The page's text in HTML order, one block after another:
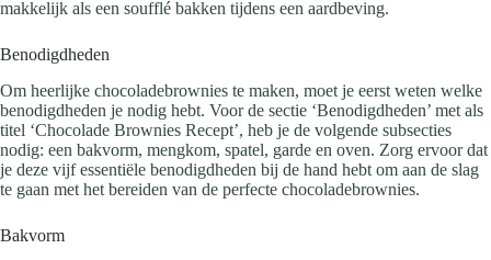
makkelijk als een soufflé bakken tijdens een aardbeving.
Benodigdheden
Om heerlijke chocoladebrownies te maken, moet je eerst weten welke
benodigdheden je nodig hebt. Voor de sectie ‘Benodigdheden’ met als
titel ‘Chocolade Brownies Recept’, heb je de volgende subsecties
nodig: een bakvorm, mengkom, spatel, garde en oven. Zorg ervoor dat
je deze vijf essentiële benodigdheden bij de hand hebt om aan de slag
te gaan met het bereiden van de perfecte chocoladebrownies.
Bakvorm